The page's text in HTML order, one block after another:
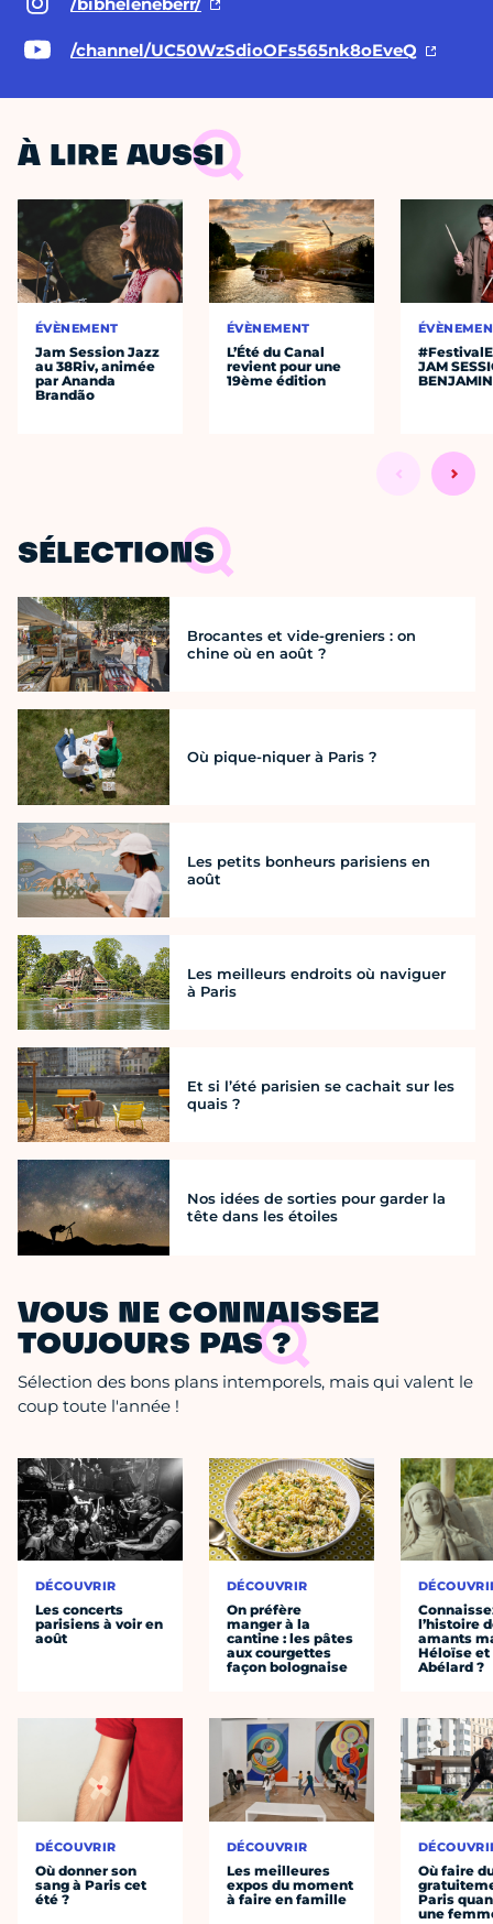
/channel/UC50WzSdioOFs565nk8oEveQ
À LIRE AUSSI
ÉVÈNEMENT
Jam Session Jazz
au 38Riv, animée
par Ananda
Brandão
ÉVÈNEMENT
L’Été du Canal
revient pour une
19ème édition
JAM
SÉLECTIONS
Brocantes et vide-greniers : on
chine où en août ?
Où pique-niquer à Paris ?
Les petits bonheurs parisiens en
août
Les meilleurs endroits où naviguer
à Paris
Et si l’été parisien se cachait sur les
quais ?
Nos idées de sorties pour garder la
tête dans les étoiles
VOUS NE CONNAISSEZ
TOUJOURS PAS ?
Sélection des bons plans intemporels, mais qui valent le
coup toute l'année !
DÉCOUVRIR
Les concerts
parisiens à voir en
août
DÉCOUVRIR
Où donner son
sang à Paris cet
été ?
DÉCOUVRIR
On préfère
manger à la
cantine : les pâtes
aux courgettes
façon bolognaise
DÉCOUVRIR
Les meilleures
expos du moment
à faire en famille
l’histoire
amants
Héloïse et
Abélard ?
Où faire
Paris
une